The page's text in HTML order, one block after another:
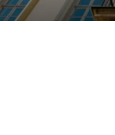
Affärsutveckling och